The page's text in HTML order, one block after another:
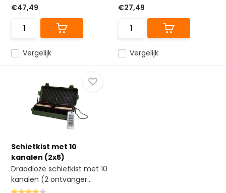
Vergelijk
€47,49
Vergelijk
€27,49
Schietkist met 10
kanalen (2x5)
Draadloze schietkist met 10
kanalen (2 ontvanger...